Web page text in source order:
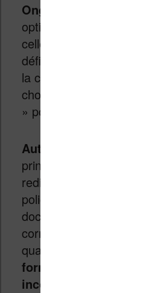
Onglet « Sortie »
options intéressantes
celles à étudier :
définies dans le
la compression du
choisir un type de
» pour une meilleure
Autres réglages utiles
principal, on peut
redimensionnement
polices, intégrer
document, simplifier la
corriger les
quand
forme de symboles
incompréhensibles